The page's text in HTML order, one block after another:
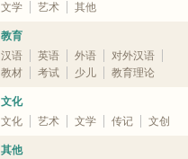
文学
艺术 其他
教育
汉语
英语 外语
对外汉语
教材
考试 少儿 教育理论
文化
文化
艺术 文学 传记 文创
其他